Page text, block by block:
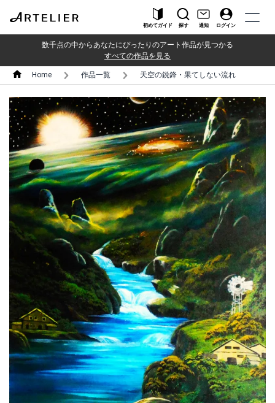
初めてガイド 探す 通知 ログイン
数千点の中からあなたにぴったりのアート作品が見つかる
すべての作品を見る
Home 作品一覧 天空の鋭鋒・果てしない流れ